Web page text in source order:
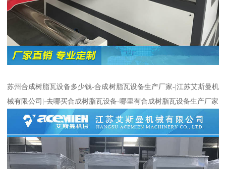
苏州合成树脂瓦设备多少钱-合成树脂瓦设备生产厂家-|江苏艾斯曼机
械有限公司|-去哪买合成树脂瓦设备-哪里有合成树脂瓦设备生产厂家